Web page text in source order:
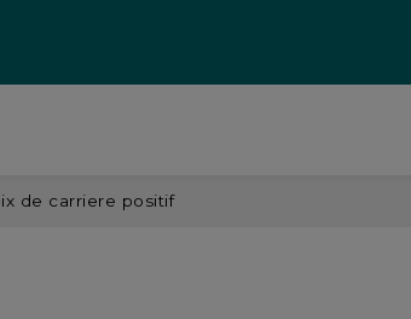
de carriere positif